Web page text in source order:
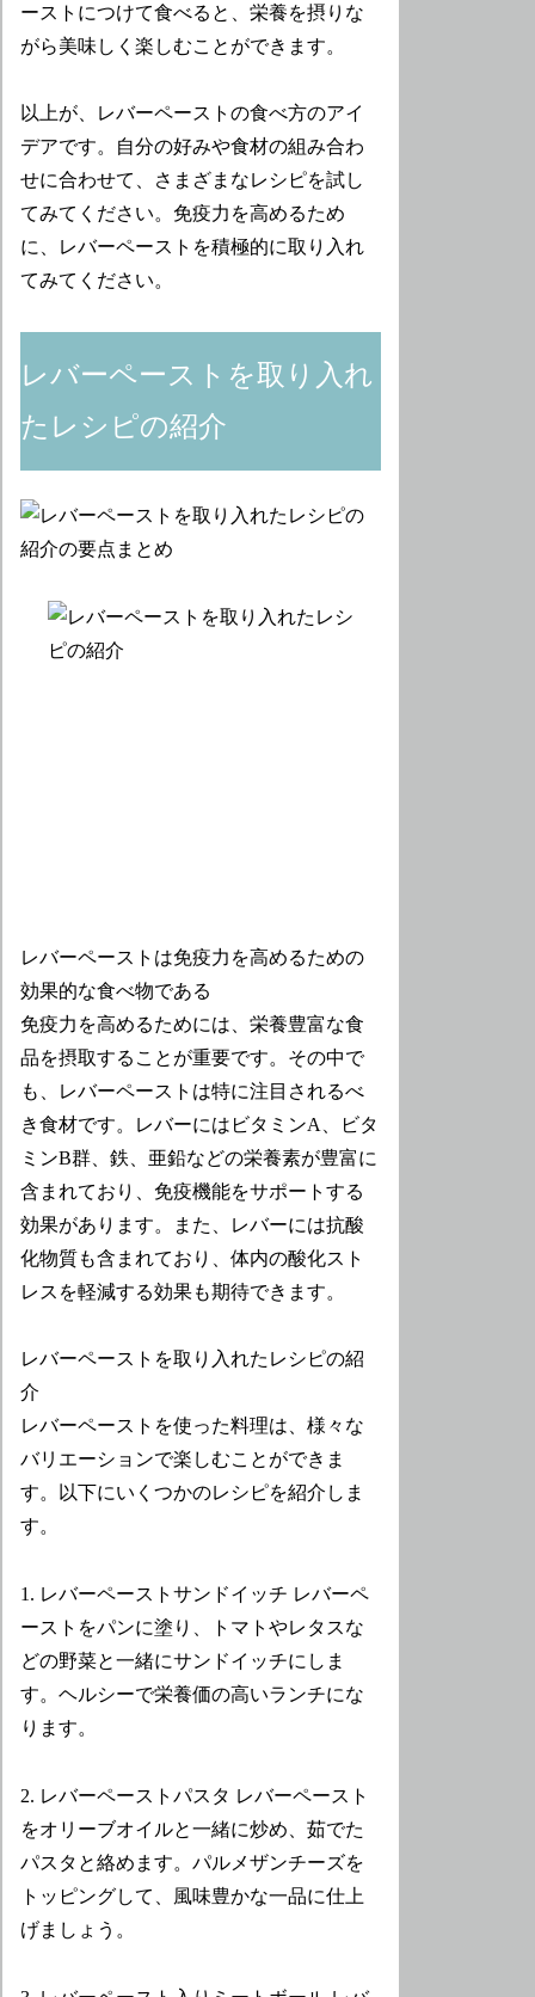
ーストにつけて食べると、栄養を摂りな
がら美味しく楽しむことができます。
以上が、レバーペーストの食べ方のアイ
デアです。自分の好みや食材の組み合わ
せに合わせて、さまざまなレシピを試し
てみてください。免疫力を高めるため
に、レバーペーストを積極的に取り入れ
てみてください。
レバーペーストを取り入れ
たレシピの紹介
レバーペーストは免疫力を高めるための
効果的な食べ物である
免疫力を高めるためには、栄養豊富な食
品を摂取することが重要です。その中で
も、レバーペーストは特に注目されるべ
き食材です。レバーにはビタミンA、ビタ
ミンB群、鉄、亜鉛などの栄養素が豊富に
含まれており、免疫機能をサポートする
効果があります。また、レバーには抗酸
化物質も含まれており、体内の酸化スト
レスを軽減する効果も期待できます。
レバーペーストを取り入れたレシピの紹
介
レバーペーストを使った料理は、様々な
バリエーションで楽しむことができま
す。以下にいくつかのレシピを紹介しま
す。
1. レバーペーストサンドイッチ レバーペ
ーストをパンに塗り、トマトやレタスな
どの野菜と一緒にサンドイッチにしま
す。ヘルシーで栄養価の高いランチにな
ります。
2. レバーペーストパスタ レバーペースト
をオリーブオイルと一緒に炒め、茹でた
パスタと絡めます。パルメザンチーズを
トッピングして、風味豊かな一品に仕上
げましょう。